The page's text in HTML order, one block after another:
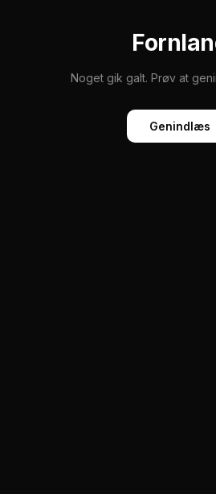
Noget gik galt. Prøv at
Genindlæs